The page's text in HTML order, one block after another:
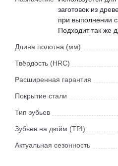
заготовок из
при выполнении
Подходит так же
Длина полотна (мм)
Твёрдость (HRC)
Расширенная гарантия
Покрытие стали
Тип зубьев
Зубьев на дюйм (TPI)
Актуальная сезонность